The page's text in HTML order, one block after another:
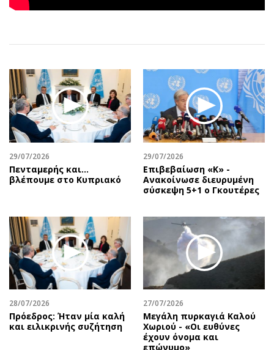
Αθλητισμός
Ελλάδα
Κληρώσεις Allwyn
Οικονομική
Οικονομία
Real Estate
Επιχειρήσεις
Αγορές
Money Review
Trends
Ενέργεια
Ναυτιλία
Περιβάλλον
Κόσμος
Παράξενα
Geek
Κινητά-tablets
Αυτοκίνηση
Αφιερώματα
Πολιτική
Οικονομία
Γενικά
Αναδρομές
Πρόσωπα
Good Life
Γυναίκα
Showbiz
Ταξίδια
Έξοδος
Media
29/07/2026
Πενταμερής και…
βλέπουμε στο Κυπριακό
29/07/2026
Επιβεβαίωση «Κ» -
Ανακοίνωσε διευρυμένη
σύσκεψη 5+1 ο Γκουτέρες
28/07/2026
Πρόεδρος: Ήταν μία καλή
και ειλικρινής συζήτηση
27/07/2026
Μεγάλη πυρκαγιά Καλού
Χωριού - «Οι ευθύνες
έχουν όνομα και
επώνυμο»